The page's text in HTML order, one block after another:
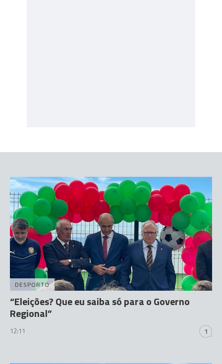
DESPORTO
“Eleições? Que eu saiba só para o Governo
Regional”
12:11 1